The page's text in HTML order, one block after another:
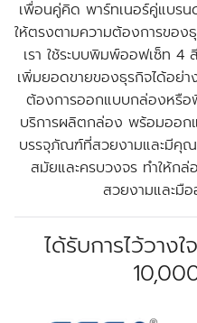
เพื่อนคู่คิด พาร์ทเนอร์คู่แบ
ให้ตรงตามความต้องการขอ
เรา ใช้ระบบพิมพ์ออฟเซ็ท
เพิ่มยอดขายของธุรกิจได้อย่า
ต้องการออกแบบกล่องหรือ
บริการผลิตกล่อง พร้อมออ
บรรจุภัณฑ์ที่สวยงามและมีคุ
สมัยและครบวงจร ทำให้
สวยงามและมื
ได้รับการไว้วาง